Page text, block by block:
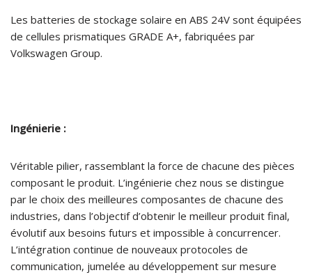
Les batteries de stockage solaire en ABS 24V sont équipées
de cellules prismatiques GRADE A+, fabriquées par
Volkswagen Group.
Ingénierie :
Véritable pilier, rassemblant la force de chacune des pièces
composant le produit. L’ingénierie chez nous se distingue
par le choix des meilleures composantes de chacune des
industries, dans l’objectif d’obtenir le meilleur produit final,
évolutif aux besoins futurs et impossible à concurrencer.
L’intégration continue de nouveaux protocoles de
communication, jumelée au développement sur mesure